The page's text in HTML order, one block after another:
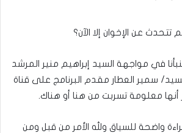
عن الإخوان إلا الآن؟
في مواجهة السيد إبراهيم منير المرشد
سمير العطار مقدم البرنامج على قناة
أنها معلومة تسربت من هنا أو هناك.
واضحة للسياق ولله الأمر من قبل ومن